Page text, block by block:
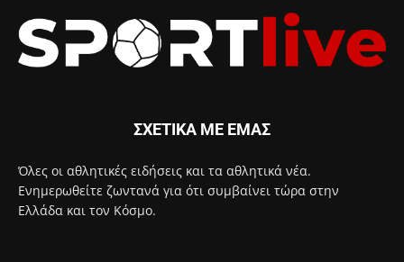
ΣΧΕΤΙΚΑ ΜΕ ΕΜΑΣ
Όλες οι αθλητικές ειδήσεις και τα αθλητικά νέα.
Ενημερωθείτε ζωντανά για ότι συμβαίνει τώρα στην
Ελλάδα και τον Κόσμο.